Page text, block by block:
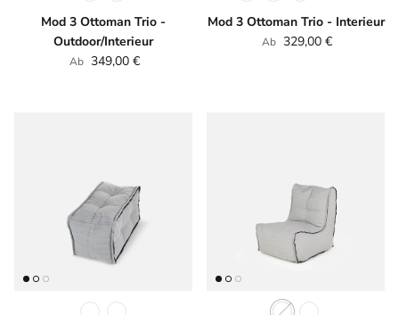
Mod 3 Ottoman Trio -
Outdoor/Interieur
Normaler Preis
Ab 349,00 €
Mod 3 Ottoman Trio - Interieur
Normaler Preis
Ab 329,00 €